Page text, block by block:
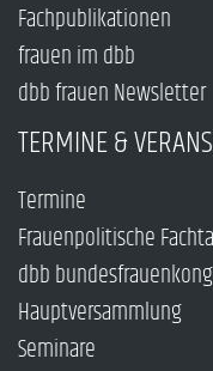
Fachpublikationen
frauen im dbb
dbb frauen Newsletter
TERMINE &
Termine
Frauenpolitische
dbb
Hauptversammlung
Seminare